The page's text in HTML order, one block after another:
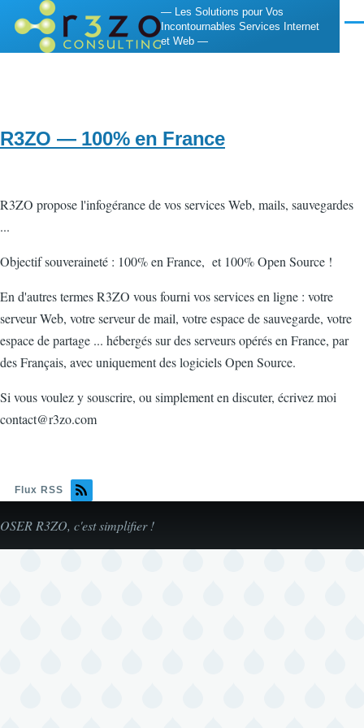
Aller au contenu principal— Les Solutions pour Vos
Incontournables Services Internet
et Web —
R3ZO — 100% en France
R3ZO propose l'infogérance de vos services Web, mails, sauvegardes
...
Objectif souveraineté : 100% en France, et 100% Open Source !
En d'autres termes R3ZO vous fourni vos services en ligne : votre
serveur Web, votre serveur de mail, votre espace de sauvegarde, votre
espace de partage ... hébergés sur des serveurs opérés en France, par
des Français, avec uniquement des logiciels Open Source.
Si vous voulez y souscrire, ou simplement en discuter, écrivez moi
contact@r3zo.com
Flux RSS
OSER R3ZO, c'est simplifier !